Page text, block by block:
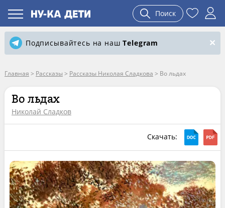
Поиск
Подписывайтесь на нашTelegram
Главная > Рассказы > Рассказы Николая Сладкова > Во льдах
Во льдах
Николай Сладков
Скачать: